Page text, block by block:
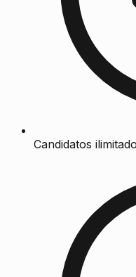
Candidatos